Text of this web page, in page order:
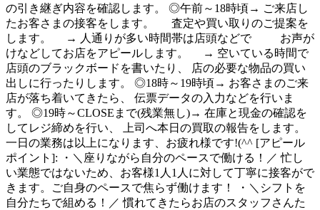
の引き継ぎ内容を確認します。 ◎午前～18時頃→ ご来店し
たお客さまの接客をします。 査定や買い取りのご提案を
します。 → 人通りが多い時間帯は店頭などで お声が
けなどしてお店をアピールします。 → 空いている時間で
店頭のブラックボードを書いたり、 店の必要な物品の買い
出しに行ったりします。 ◎18時～19時頃→ お客さまのご来
店が落ち着いてきたら、 伝票データの入力などを行いま
す。 ◎19時～CLOSEまで(残業無し)→ 在庫と現金の確認を
してレジ締めを行い、 上司へ本日の買取の報告をします。
一日の業務は以上になります、お疲れ様です!(^^ [アピール
ポイント]: ・＼座りながら自分のペースで働ける！／ 忙し
い業態ではないため、お客様1人1人に対して丁寧に接客がで
きます。ご自身のペースで焦らず働けます！ ・＼シフトを
自分たちで組める！／ 慣れてきたらお店のスタッフさんた